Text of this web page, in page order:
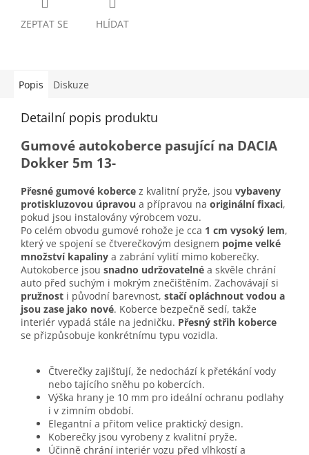
ZEPTAT SE HLÍDAT
Popis Diskuze
Detailní popis produktu
Gumové autokoberce pasující na DACIA
Dokker 5m 13-
Přesné gumové koberce z kvalitní pryže, jsou vybaveny
protiskluzovou úpravou a přípravou na originální fixaci,
pokud jsou instalovány výrobcem vozu.
Po celém obvodu gumové rohože je cca 1 cm vysoký lem,
který ve spojení se čtverečkovým designem pojme velké
množství kapaliny a zabrání vylití mimo koberečky.
Autokoberce jsou snadno udržovatelné a skvěle chrání
auto před suchým i mokrým znečištěním. Zachovávají si
pružnost i původní barevnost, stačí opláchnout vodou a
jsou zase jako nové. Koberce bezpečně sedí, takže
interiér vypadá stále na jedničku. Přesný střih koberce
se přizpůsobuje konkrétnímu typu vozidla.
Čtverečky zajišťují, že nedochází k přetékání vody
nebo tajícího sněhu po kobercích.
Výška hrany je 10 mm pro ideální ochranu podlahy
i v zimním období.
Elegantní a přitom velice praktický design.
Koberečky jsou vyrobeny z kvalitní pryže.
Účinně chrání interiér vozu před vlhkostí a